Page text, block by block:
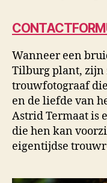
Wanneer een
Tilburg plant, zijn
trouwfotograaf
en de liefde van
Astrid Termaat is
die hen kan
eigentijdse